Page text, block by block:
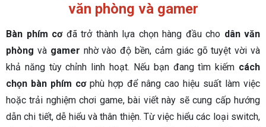
văn phòng và gamer
Bàn phím cơđã trở thành lựa chọn hàng đầu cho dân văn
phòng và gamer nhờ vào độ bền, cảm giác gõ tuyệt vời và
khả năng tùy chỉnh linh hoạt. Nếu bạn đang tìm kiếm cách
chọn bàn phím cơphù hợp để nâng cao hiệu suất làm việc
hoặc trải nghiệm chơi game, bài viết này sẽ cung cấp hướng
dẫn chi tiết, dễ hiểu và thân thiện. Từ việc hiểu các loại switch,